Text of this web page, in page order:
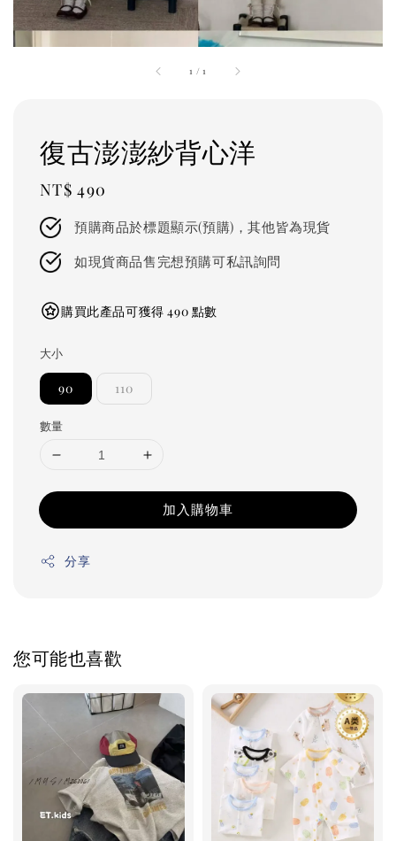
1 /1
復古澎澎紗背心洋
Regular
price
NT$ 490
預購商品於標題顯示(預購)，其他皆為現貨
如現貨商品售完想預購可私訊詢問
購買此產品可獲得 490 點數
大小
90 110
數量
加入購物車
分享
您可能也喜歡